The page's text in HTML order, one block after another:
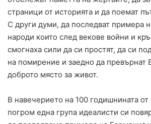
страници от историята и да поемат
С други думи, да последват примера
народи които след векове войни и
смогнаха сили да си простят, да си
на помирение и заедно да превърнат
доброто място за живот.
В навечерието на 100 годишнината
погром една група идеалисти си